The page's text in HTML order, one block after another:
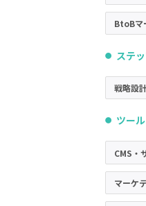
BtoBマ
● ステ
戦略設
● ツー
CMS・
マーケ